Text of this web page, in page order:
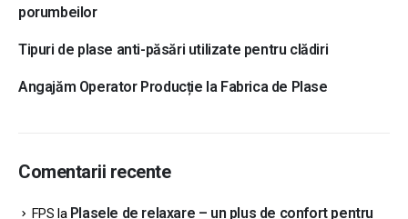
porumbeilor
Tipuri de plase anti-păsări utilizate pentru clădiri
Angajăm Operator Producție la Fabrica de Plase
Comentarii recente
FPS la Plasele de relaxare – un plus de confort pentru